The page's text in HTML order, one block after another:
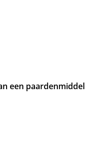
een paardenmiddel